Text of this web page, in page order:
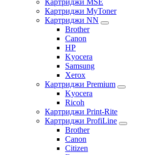
Картриджи MSE
Картриджи MyToner
Картриджи NN
Brother
Canon
HP
Kyocera
Samsung
Xerox
Картриджи Premium
Kyocera
Ricoh
Картриджи Print-Rite
Картриджи ProfiLine
Brother
Canon
Citizen